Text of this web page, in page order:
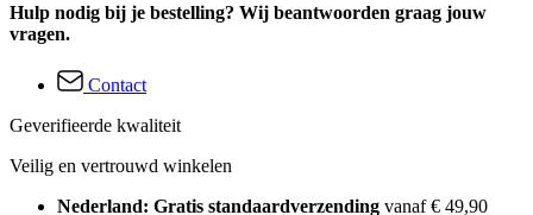
Hulp nodig bij je bestelling? Wij beantwoorden graag jouw
vragen.
Contact
Geverifieerde kwaliteit
Veilig en vertrouwd winkelen
Nederland: Gratis standaardverzending vanaf € 49,90